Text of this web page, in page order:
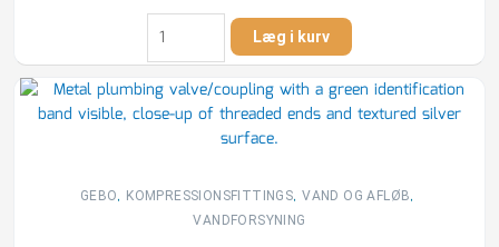
GEBO
40
mm
x
3/4"
type
Læg i kurv
GEBO, KOMPRESSIONSFITTINGS,VAND OG AFLØB,
VANDFORSYNING